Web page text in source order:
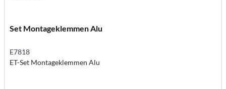
Set Montageklemmen Alu
E7818
ET-Set Montageklemmen Alu